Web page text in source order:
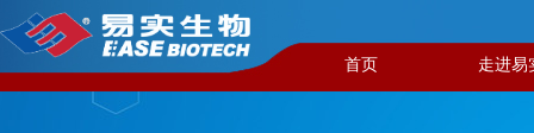
首页 走进易